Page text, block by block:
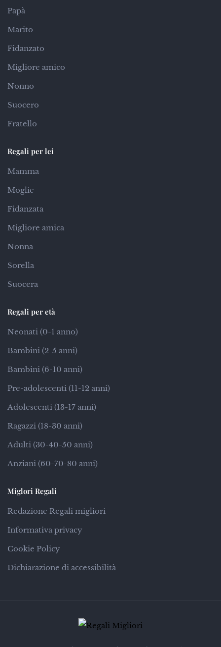
Papà
Marito
Fidanzato
Migliore amico
Nonno
Suocero
Fratello
Regali per lei
Mamma
Moglie
Fidanzata
Migliore amica
Nonna
Sorella
Suocera
Regali per età
Neonati (0-1 anno)
Bambini (2-5 anni)
Bambini (6-10 anni)
Pre-adolescenti (11-12 anni)
Adolescenti (13-17 anni)
Ragazzi (18-30 anni)
Adulti (30-40-50 anni)
Anziani (60-70-80 anni)
Miglori Regali
Redazione Regali migliori
Informativa privacy
Cookie Policy
Dichiarazione di accessibilità